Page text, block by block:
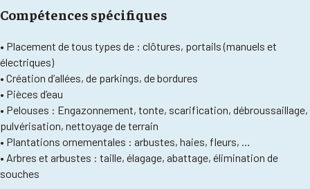
Compétences spécifiques
• Placement de tous types de : clôtures, portails (manuels et
électriques)
• Création d’allées, de parkings, de bordures
• Pièces d’eau
• Pelouses : Engazonnement, tonte, scarification, débroussaillage,
pulvérisation, nettoyage de terrain
• Plantations ornementales : arbustes, haies, fleurs, …
• Arbres et arbustes : taille, élagage, abattage, élimination de
souches